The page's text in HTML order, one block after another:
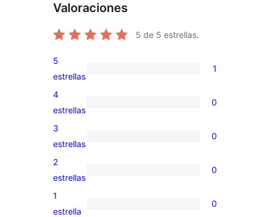
Valoraciones
5 de 5 estrellas.
1
valoración
de
5
estrellas
1
0
valoraciones
de
4
estrellas
0
0
valoraciones
de
3
estrellas
0
0
valoraciones
de
2
estrellas
0
0
1
estrella
0